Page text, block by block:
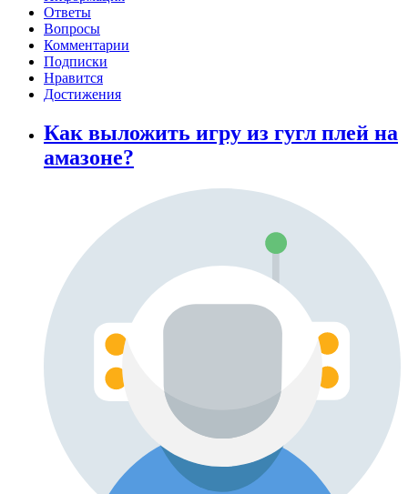
Ответы
Вопросы
Комментарии
Подписки
Нравится
Достижения
Как выложить игру из гугл плей на
амазоне?